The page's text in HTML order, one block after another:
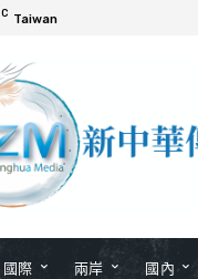
C Taiwan
國際 兩岸 國內